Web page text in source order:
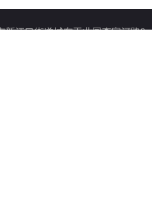
新江口街道城东工业园李家河路8